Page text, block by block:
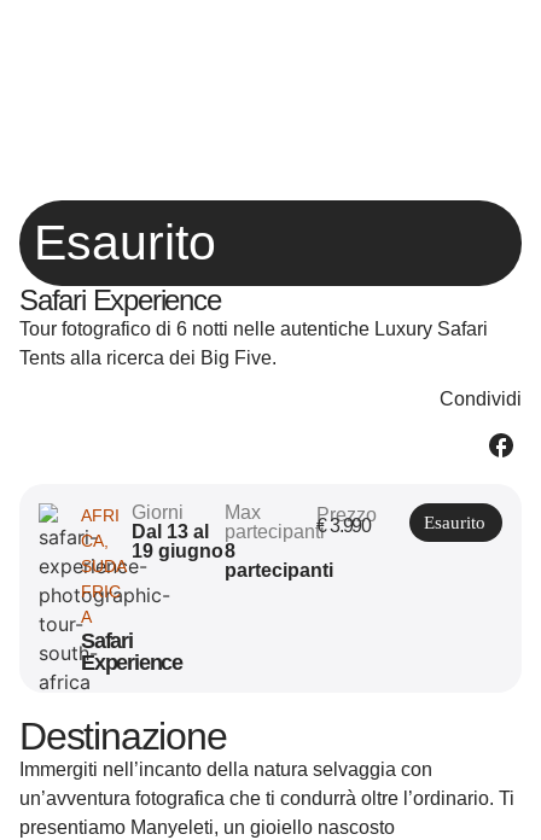
Esaurito
Safari Experience
Tour fotografico di 6 notti nelle autentiche Luxury Safari
Tents alla ricerca dei Big Five.
Condividi
AFRI
CA,
SUDA
FRIC
A
Safari
Experience
Giorni
Dal 13 al
19 giugno
Max
partecipanti
8
partecipanti
Prezzo
€3.990 Esaurito
Destinazione
Immergiti nell’incanto della natura selvaggia con
un’avventura fotografica che ti condurrà oltre l’ordinario. Ti
presentiamo Manyeleti, un gioiello nascosto